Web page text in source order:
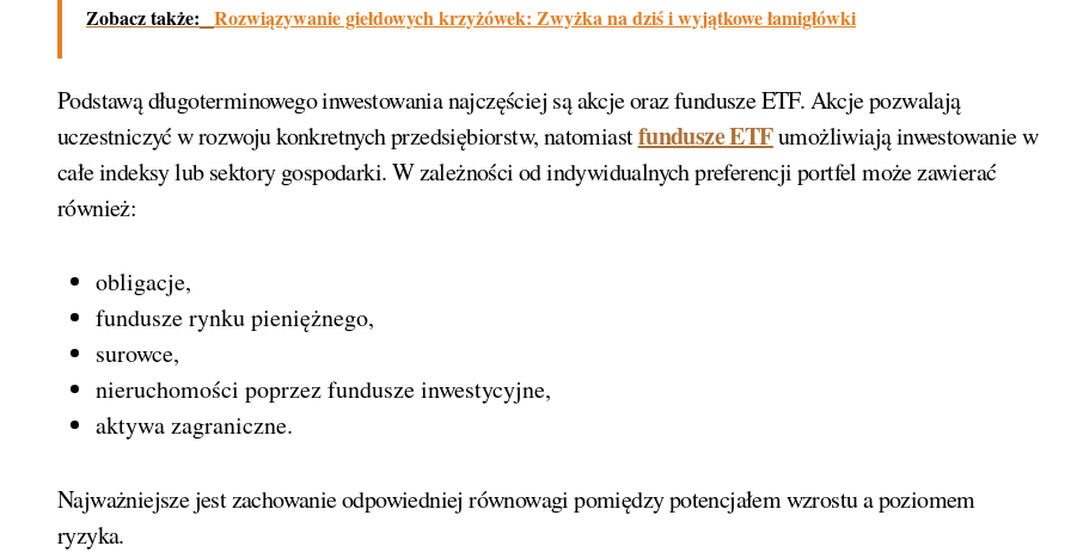
Zobacz także: Rozwiązywanie giełdowych krzyżówek: Zwyżka na dziś i wyjątkowe łamigłówki
Podstawą długoterminowego inwestowania najczęściej są akcje oraz fundusze ETF. Akcje pozwalają
uczestniczyć w rozwoju konkretnych przedsiębiorstw, natomiastfundusze ETFumożliwiają inwestowanie w
całe indeksy lub sektory gospodarki. W zależności od indywidualnych preferencji portfel może zawierać
również:
obligacje,
fundusze rynku pieniężnego,
surowce,
nieruchomości poprzez fundusze inwestycyjne,
aktywa zagraniczne.
Najważniejsze jest zachowanie odpowiedniej równowagi pomiędzy potencjałem wzrostu a poziomem
ryzyka.